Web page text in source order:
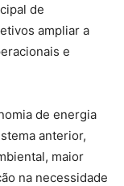
de
ampliar a
e
de energia
anterior,
maior
na necessidade